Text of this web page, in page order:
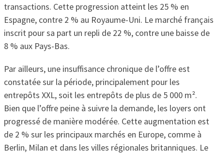
transactions. Cette progression atteint les 25 % en
Espagne, contre 2 % au Royaume-Uni. Le marché français
inscrit pour sa part un repli de 22 %, contre une baisse de
8 % aux Pays-Bas.
Par ailleurs, une insuffisance chronique de l’offre est
constatée sur la période, principalement pour les
entrepôts XXL, soit les entrepôts de plus de 5 000 m².
Bien que l’offre peine à suivre la demande, les loyers ont
progressé de manière modérée. Cette augmentation est
de 2 % sur les principaux marchés en Europe, comme à
Berlin, Milan et dans les villes régionales britanniques. Le